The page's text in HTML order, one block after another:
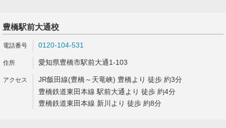
豊橋駅前大通校
0120-104-531
愛知県豊橋市駅前大通1-103
JR飯田線(豊橋～天竜峡) 豊橋より 徒歩 約3分
豊橋鉄道東田本線 駅前大通より 徒歩 約4分
豊橋鉄道東田本線 新川より 徒歩 約8分